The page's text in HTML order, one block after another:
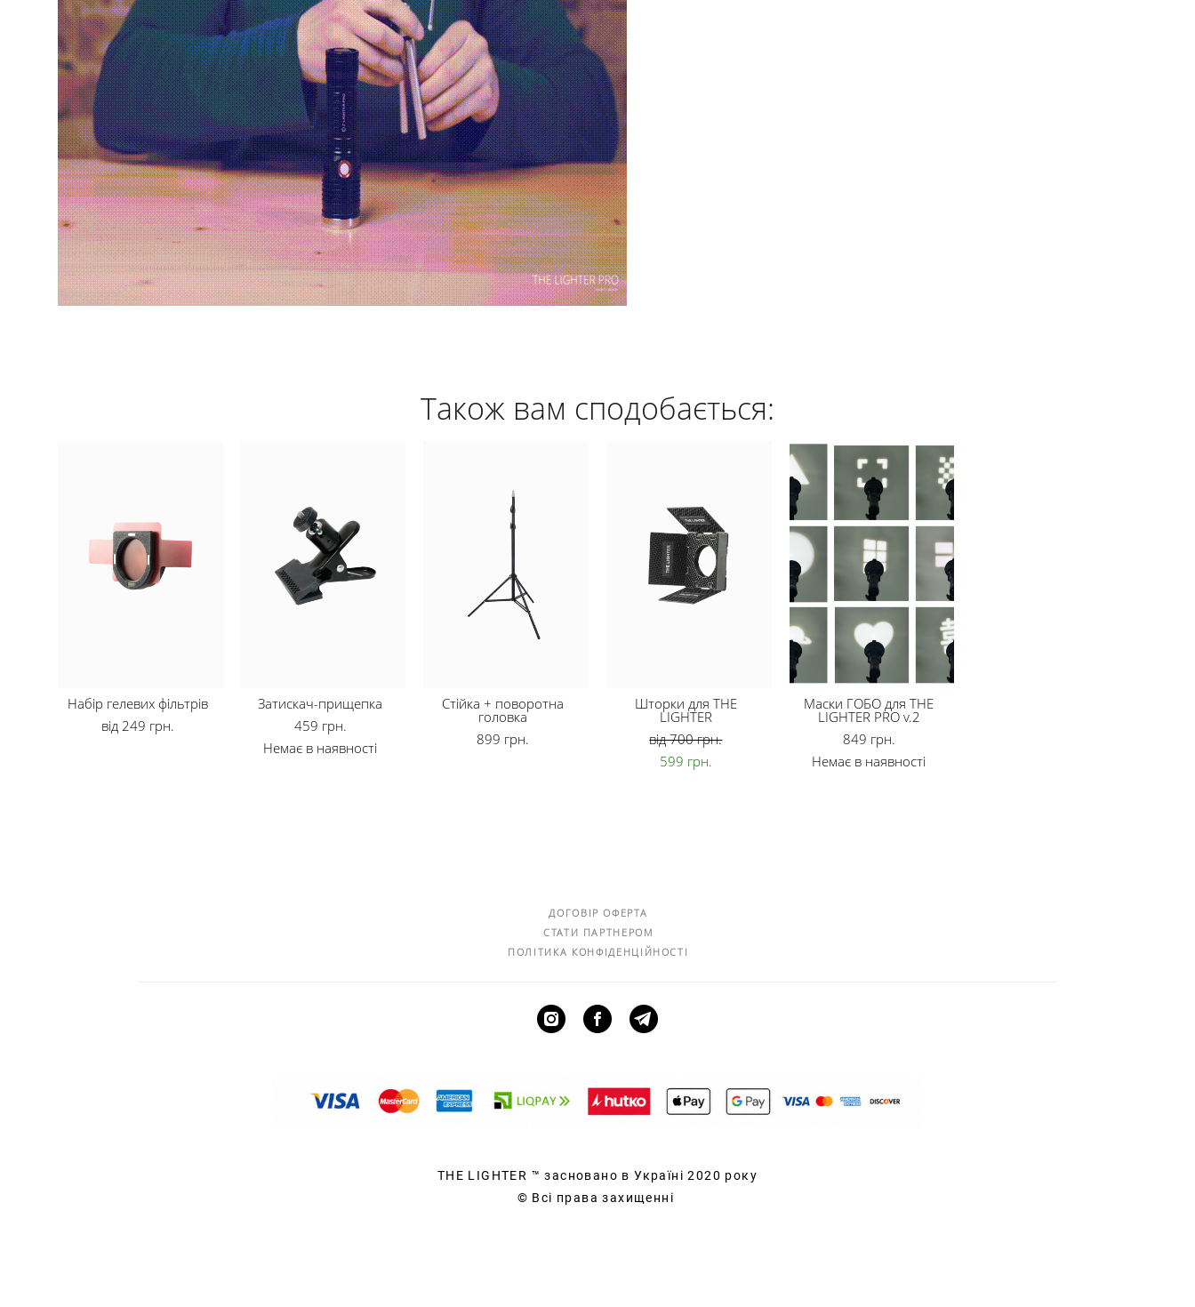
Також вам сподобається:
Набір гелевих фільтрів
від 249 грн.
Затискач-прищепка
459 грн.
Немає в наявності
Стійка + поворотна
головка
899 грн.
Шторки для THE
LIGHTER
від 700 грн.
599 грн.
Маски ГОБО для THE
LIGHTER PRO v.2
849 грн.
Немає в наявності
ДОГОВІР ОФЕРТА
СТАТИ ПАРТНЕРОМ
ПОЛІТИКА КОНФІДЕНЦІЙНОСТІ
THE LIGHTER ™ засновано в Україні 2020 року
© Всі права захищенні